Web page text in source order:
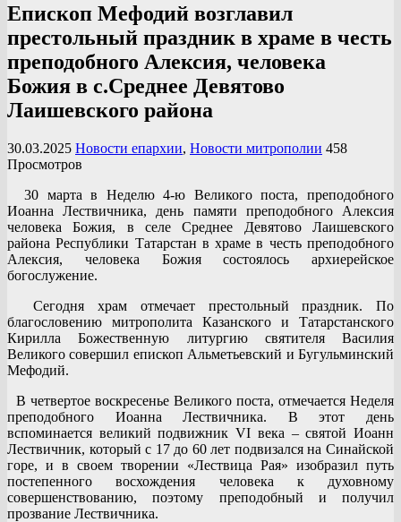
Епископ Мефодий возглавил
престольный праздник в храме в честь
преподобного Алексия, человека
Божия в с.Среднее Девятово
Лаишевского района
30.03.2025 Новости епархии, Новости митрополии 458
Просмотров
30 марта в Неделю 4-ю Великого поста, преподобного
Иоанна Лествичника, день памяти преподобного Алексия
человека Божия, в селе Среднее Девятово Лаишевского
района Республики Татарстан в храме в честь преподобного
Алексия, человека Божия состоялось архиерейское
богослужение.
Сегодня храм отмечает престольный праздник. По
благословению митрополита Казанского и Татарстанского
Кирилла Божественную литургию святителя Василия
Великого совершил епископ Альметьевский и Бугульминский
Мефодий.
В четвертое воскресенье Великого поста, отмечается Неделя
преподобного Иоанна Лествичника. В этот день
вспоминается великий подвижник VI века – святой Иоанн
Лествичник, который с 17 до 60 лет подвизался на Синайской
горе, и в своем творении «Лествица Рая» изобразил путь
постепенного восхождения человека к духовному
совершенствованию, поэтому преподобный и получил
прозвание Лествичника.